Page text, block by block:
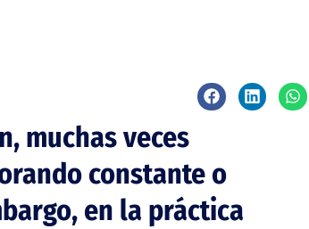
muchas veces
constante o
en la práctica